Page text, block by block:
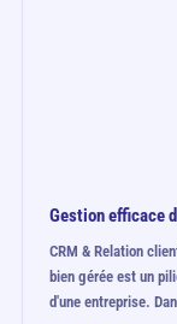
Gestion efficace
CRM & Relation
bien gérée est un
d'une entreprise.